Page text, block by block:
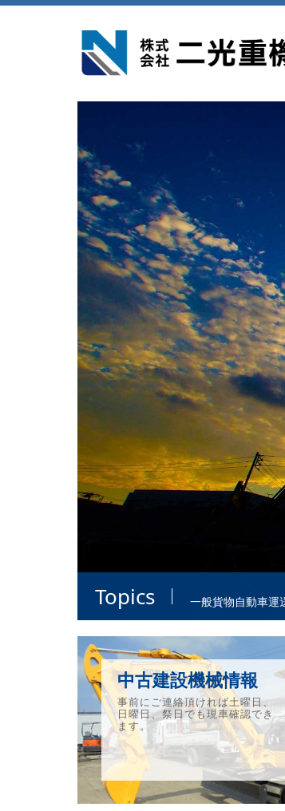
Topics 一般貨物自動車
従業員募集中
中古建設機械情報
事前にご連絡頂ければ土曜日、
日曜日、祭日でも現車確認でき
ます。